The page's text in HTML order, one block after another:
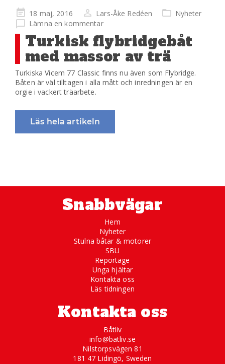
Publicerad
på
18 maj, 2016 Lars-Åke Redéen
Nyheter
Lämna en kommentar
Turkisk flybridgebåt
med massor av trä
Turkiska Vicem 77 Classic finns nu även som Flybridge.
Båten är väl tilltagen i alla mått och inredningen är en
orgie i vackert träarbete.
Läs hela artikeln
Snabbvägar
Hem
Nyheter
Stulna båtar & motorer
SBU
Reportage
Unga hjältar
Kontakta oss
Läs tidningen
Kontakta oss
Båtliv
info@batliv.se
Nilstorpsvägen 81
181 47 Lidingö, Sweden